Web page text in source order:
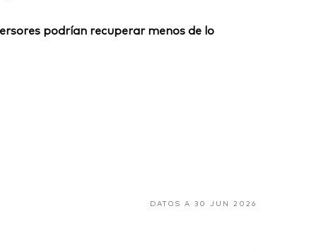
podrían recuperar menos de lo
DATOS A 30 JUN 2026